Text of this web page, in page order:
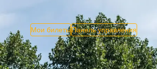
Мои билетыПанель управления